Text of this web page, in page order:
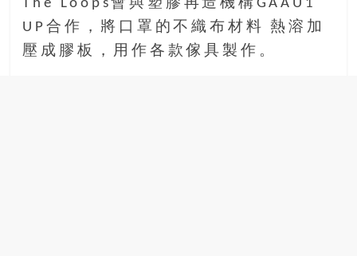
The Loops會與塑膠再造機構GAAU1
UP合作，將口罩的不織布材料 熱溶加
壓成膠板，用作各款傢具製作。